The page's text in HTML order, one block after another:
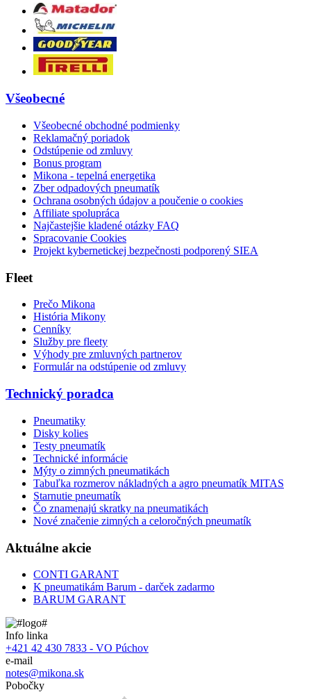
Všeobecné
Všeobecné obchodné podmienky
Reklamačný poriadok
Odstúpenie od zmluvy
Bonus program
Mikona - tepelná energetika
Zber odpadových pneumatík
Ochrana osobných údajov a poučenie o cookies
Affiliate spolupráca
Najčastejšie kladené otázky FAQ
Spracovanie Cookies
Projekt kybernetickej bezpečnosti podporený SIEA
Fleet
Prečo Mikona
História Mikony
Cenníky
Služby pre fleety
Výhody pre zmluvných partnerov
Formulár na odstúpenie od zmluvy
Technický poradca
Pneumatiky
Disky kolies
Testy pneumatík
Technické informácie
Mýty o zimných pneumatikách
Tabuľka rozmerov nákladných a agro pneumatík MITAS
Starnutie pneumatík
Čo znamenajú skratky na pneumatikách
Nové značenie zimných a celoročných pneumatík
Aktuálne akcie
CONTI GARANT
K pneumatikám Barum - darček zadarmo
BARUM GARANT
Info linka
+421 42 430 7833 - VO Púchov
e-mail
notes@mikona.sk
Pobočky